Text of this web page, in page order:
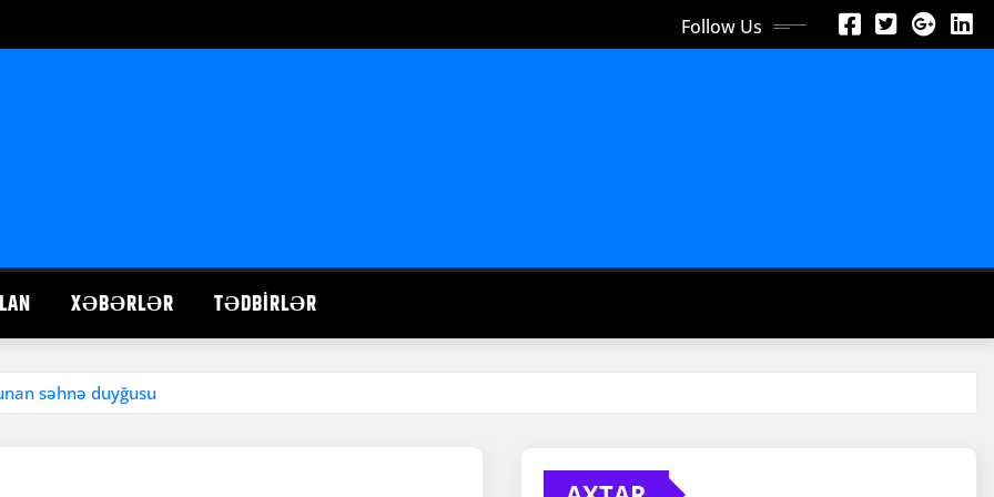
Follow Us
XƏBƏRLƏR TƏDBIRLƏR
səhnə duyğusu